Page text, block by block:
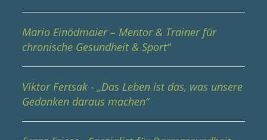
Mario Einödmaier – Mentor & Trainer für
chronische Gesundheit & Sport“
Viktor Fertsak - „Das Leben ist das, was unsere
Gedanken daraus machen“